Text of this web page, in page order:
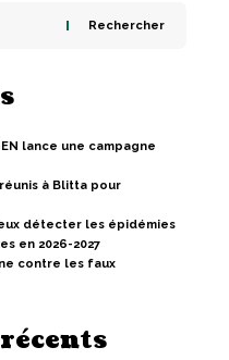
Rechercher
lance une campagne
à Blitta pour
détecter les épidémies
en 2026-2027
contre les faux